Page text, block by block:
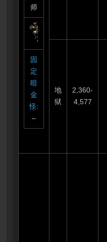
师
固
定
暗
金
怪:
–
地
狱
2,360-
4,577